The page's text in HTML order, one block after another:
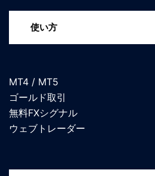
使い方
MT4 / MT5
ゴールド取引
無料FXシグナル
ウェブトレーダー